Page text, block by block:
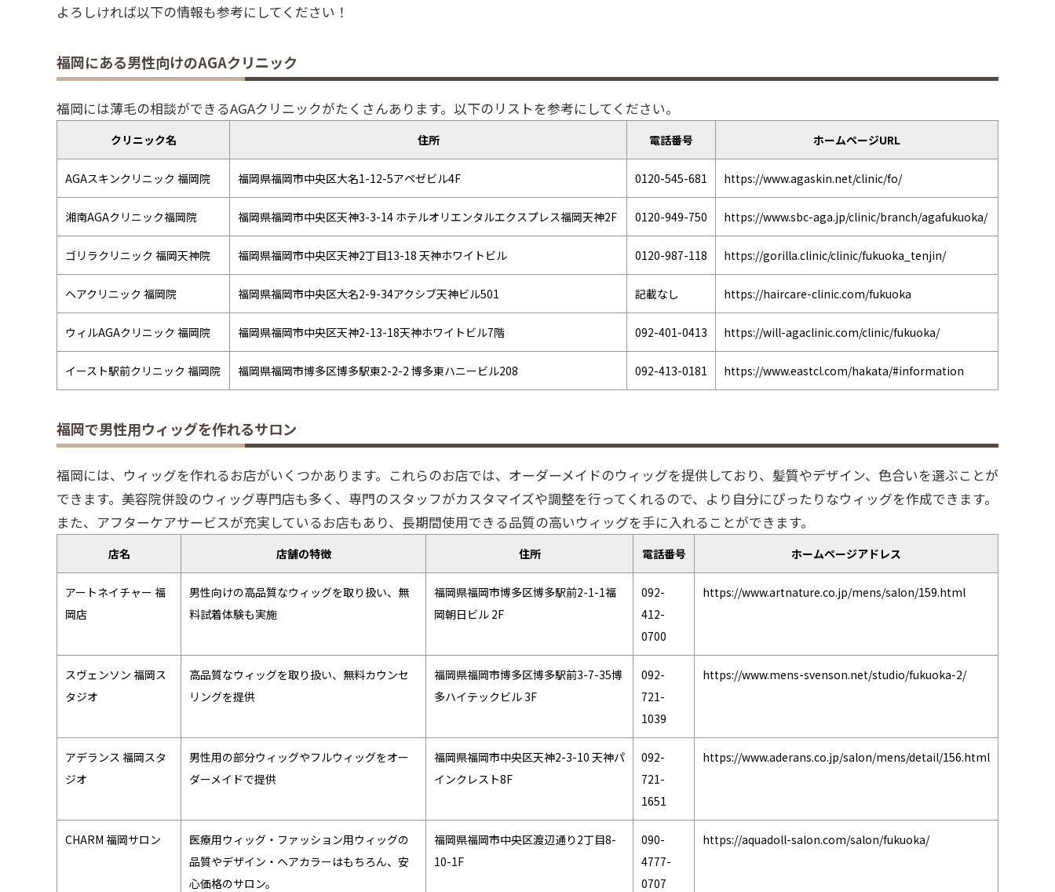
よろしければ以下の情報も参考にしてください！
福岡にある男性向けのAGAクリニック
福岡には薄毛の相談ができるAGAクリニックがたくさんあります。以下のリストを参考にしてください。
クリニック名 住所 電話番号 ホームページURL
AGAスキンクリニック 福岡院 福岡県福岡市中央区大名1-12-5アペゼビル4F 0120-545-681 https://www.agaskin.net/clinic/fo/
湘南AGAクリニック福岡院 福岡県福岡市中央区天神3-3-14 ホテルオリエンタルエクスプレス福岡天神2F 0120-949-750 https://www.sbc-aga.jp/clinic/branch/agafukuoka/
ゴリラクリニック 福岡天神院 福岡県福岡市中央区天神2丁目13-18 天神ホワイトビル 0120-987-118 https://gorilla.clinic/clinic/fukuoka_tenjin/
ヘアクリニック 福岡院 福岡県福岡市中央区大名2-9-34アクシブ天神ビル501 記載なし https://haircare-clinic.com/fukuoka
ウィルAGAクリニック 福岡院 福岡県福岡市中央区天神2-13-18天神ホワイトビル7階 092-401-0413 https://will-agaclinic.com/clinic/fukuoka/
イースト駅前クリニック 福岡院 福岡県福岡市博多区博多駅東2-2-2 博多東ハニービル208 092-413-0181 https://www.eastcl.com/hakata/#information
福岡で男性用ウィッグを作れるサロン
福岡には、ウィッグを作れるお店がいくつかあります。これらのお店では、オーダーメイドのウィッグを提供しており、髪質やデザイン、色合いを選ぶことが
できます。美容院併設のウィッグ専門店も多く、専門のスタッフがカスタマイズや調整を行ってくれるので、より自分にぴったりなウィッグを作成できます。
また、アフターケアサービスが充実しているお店もあり、長期間使用できる品質の高いウィッグを手に入れることができます。
店名 店舗の特徴 住所 電話番号 ホームページアドレス
アートネイチャー 福
岡店
男性向けの高品質なウィッグを取り扱い、無
料試着体験も実施
福岡県福岡市博多区博多駅前2-1-1福
岡朝日ビル 2F
092-
412-
0700
https://www.artnature.co.jp/mens/salon/159.html
スヴェンソン 福岡ス
タジオ
高品質なウィッグを取り扱い、無料カウンセ
リングを提供
福岡県福岡市博多区博多駅前3-7-35博
多ハイテックビル 3F
092-
721-
1039
https://www.mens-svenson.net/studio/fukuoka-2/
アデランス 福岡スタ
ジオ
男性用の部分ウィッグやフルウィッグをオー
ダーメイドで提供
福岡県福岡市中央区天神2-3-10 天神パ
インクレスト8F
092-
721-
1651
https://www.aderans.co.jp/salon/mens/detail/156.html
CHARM 福岡サロン
医療用ウィッグ・ファッション用ウィッグの
品質やデザイン・ヘアカラーはもちろん、安
心価格のサロン。
福岡県福岡市中央区渡辺通り2丁目8-
10-1F
090-
4777-
0707
https://aquadoll-salon.com/salon/fukuoka/